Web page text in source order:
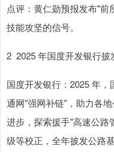
点评：黄仁勋预报发布"
技能攻坚的信号。
2 2025 年国度开发银行披
国度开发银行：2025 年
通网"强网补链"，助力各
进步，探索援手"高速公路
级等校正，全年披发公路